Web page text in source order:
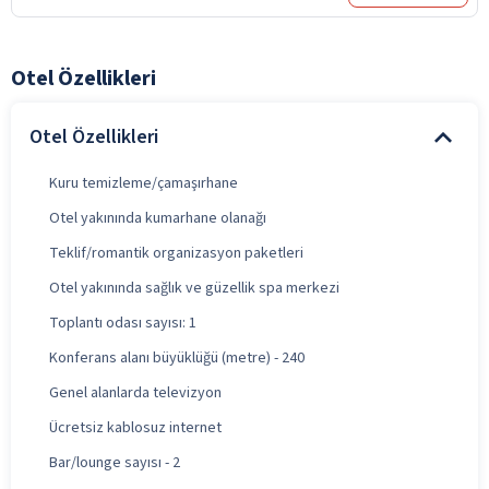
Otel Özellikleri
Otel Özellikleri
Kuru temizleme/çamaşırhane
Otel yakınında kumarhane olanağı
Teklif/romantik organizasyon paketleri
Otel yakınında sağlık ve güzellik spa merkezi
Toplantı odası sayısı: 1
Konferans alanı büyüklüğü (metre) - 240
Genel alanlarda televizyon
Ücretsiz kablosuz internet
Bar/lounge sayısı - 2